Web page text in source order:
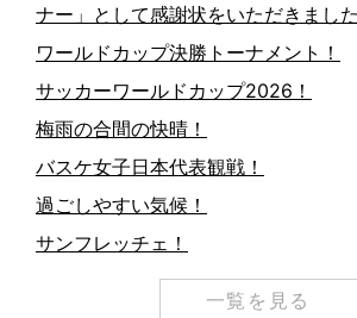
ナー」として感謝状をいただきました
ワールドカップ決勝トーナメント！
サッカーワールドカップ2026！
梅雨の合間の快晴！
バスケ女子日本代表観戦！
過ごしやすい気候！
サンフレッチェ！
一覧を見る